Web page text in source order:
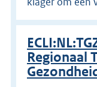
Regionaal